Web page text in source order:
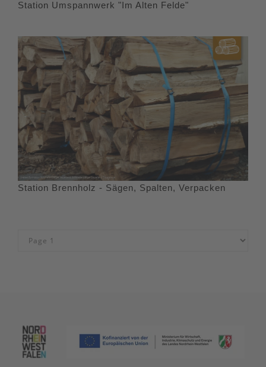
Station Umspannwerk "Im Alten Felde"
Station Brennholz - Sägen, Spalten, Verpacken